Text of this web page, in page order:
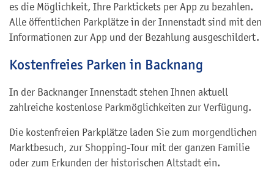
es die Möglichkeit, Ihre Parktickets per App zu bezahlen.
Alle öffentlichen Parkplätze in der Innenstadt sind mit den
Informationen zur App und der Bezahlung ausgeschildert.
Kostenfreies Parken in Backnang
In der Backnanger Innenstadt stehen Ihnen aktuell
zahlreiche kostenlose Parkmöglichkeiten zur Verfügung.
Die kostenfreien Parkplätze laden Sie zum morgendlichen
Marktbesuch, zur Shopping-Tour mit der ganzen Familie
oder zum Erkunden der historischen Altstadt ein.